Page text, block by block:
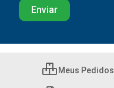
Meus Pedidos